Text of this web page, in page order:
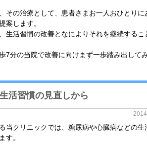
その治療として、患者さまお一人おひとりに
案します。
生活習慣の改善となによりそれを継続するこ
7分の当院で改善に向けまず一歩踏み出して
活習慣の見直しから
当クリニックでは、糖尿病や心臓病などの生
す。